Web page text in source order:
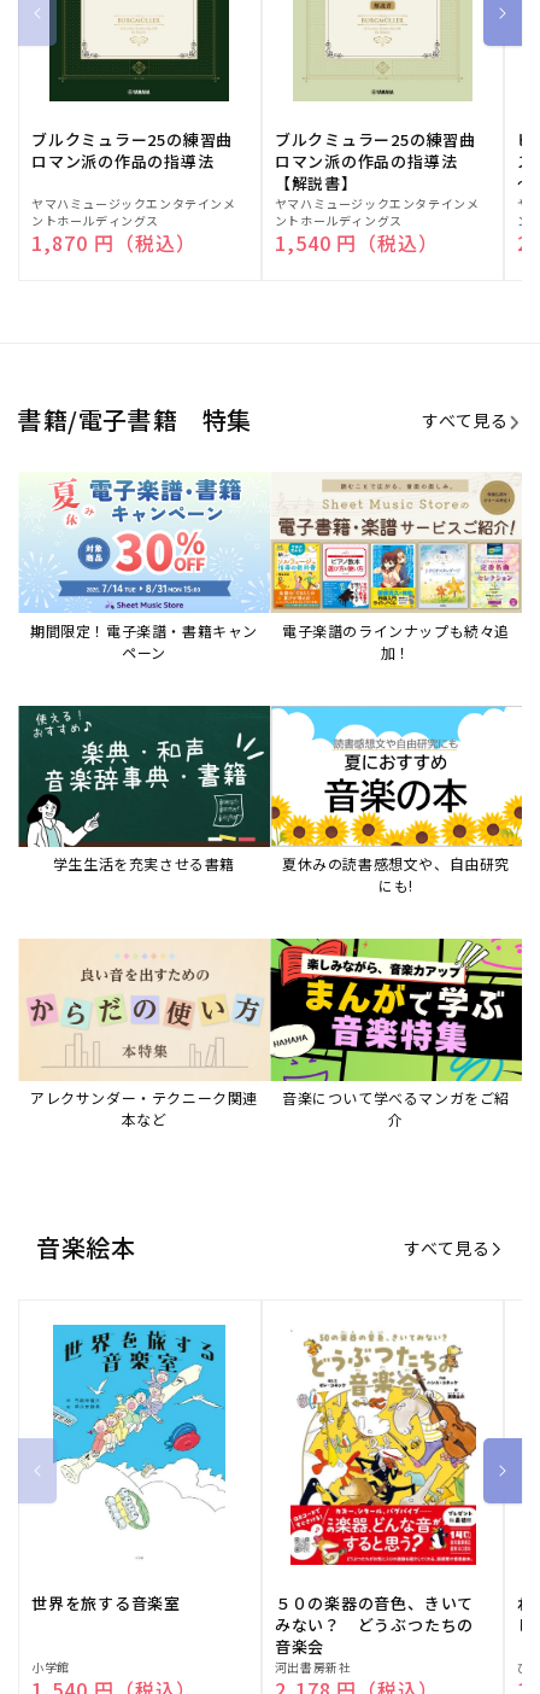
ブルクミュラー25の練習曲
ロマン派の作品の指導法
販
売
元:
ヤマハミュージックエンタテインメ
ントホールディングス
通常価格
1,870 円（税込）
ブルクミュラー25の練習曲
ロマン派の作品の指導法
【解説書】
販
売
元:
ヤマハミュージックエンタテインメ
ントホールディングス
通常価格
1,540 円（税込）
ピ
ス
～
販
売
元:
ヤ
ン
書籍/電子書籍 特集 すべて見る
期間限定！電子楽譜・書籍キャン
ペーン
電子楽譜のラインナップも続々追
加！
学生生活を充実させる書籍
夏休みの読書感想文や、自由研究
にも!
アレクサンダー・テクニーク関連
本など
音楽について学べるマンガをご紹
介
音楽絵本 すべて見る
世界を旅する音楽室
販
小学館
５０の楽器の音色、きいて
みない？ どうぶつたちの
音楽会
販
河出書房新社
ね
販ひ